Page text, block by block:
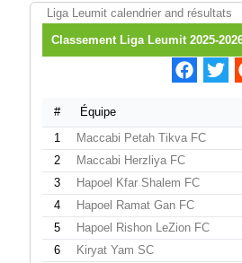
Liga Leumit calendrier and résultats
Classement Liga Leumit 2025-
# Équipe
1
Maccabi Petah Tikva FC
2
Maccabi Herzliya FC
3
Hapoel Kfar Shalem FC
4
Hapoel Ramat Gan FC
5
Hapoel Rishon LeZion FC
6
Kiryat Yam SC